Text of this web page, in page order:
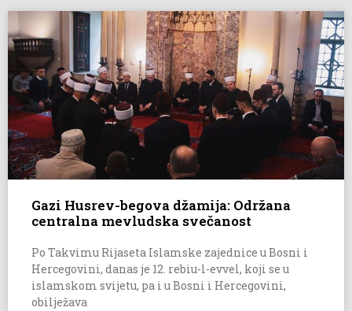
Gazi Husrev-begova džamija: Održana
centralna mevludska svečanost
Po Takvimu Rijaseta Islamske zajednice u Bosni i
Hercegovini, danas je 12. rebiu-l-evvel, koji se u
islamskom svijetu, pa i u Bosni i Hercegovini,
obilježava